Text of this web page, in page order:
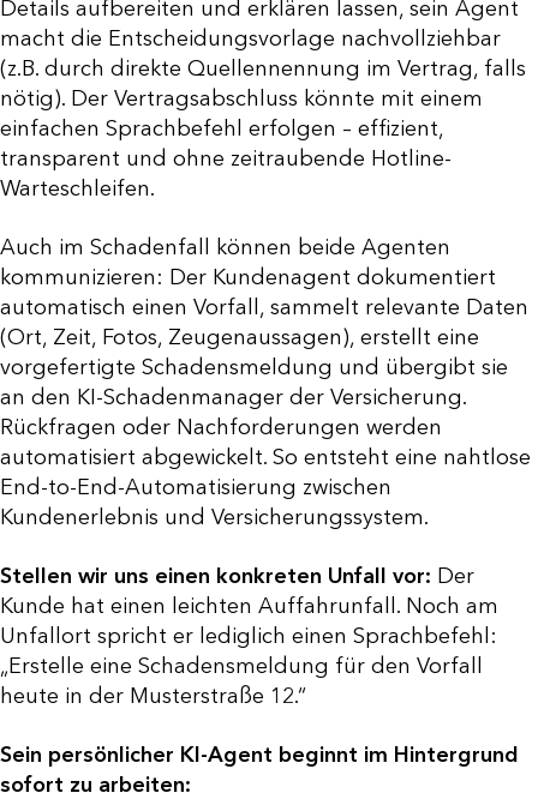
Details aufbereiten und erklären lassen, sein Agent
macht die Entscheidungsvorlage nachvollziehbar
(z.B. durch direkte Quellennennung im Vertrag, falls
nötig). Der Vertragsabschluss könnte mit einem
einfachen Sprachbefehl erfolgen – effizient,
transparent und ohne zeitraubende Hotline-
Warteschleifen.
Auch im Schadenfall können beide Agenten
kommunizieren: Der Kundenagent dokumentiert
automatisch einen Vorfall, sammelt relevante Daten
(Ort, Zeit, Fotos, Zeugenaussagen), erstellt eine
vorgefertigte Schadensmeldung und übergibt sie
an den KI-Schadenmanager der Versicherung.
Rückfragen oder Nachforderungen werden
automatisiert abgewickelt. So entsteht eine nahtlose
End-to-End-Automatisierung zwischen
Kundenerlebnis und Versicherungssystem.
Stellen wir uns einen konkreten Unfall vor: Der
Kunde hat einen leichten Auffahrunfall. Noch am
Unfallort spricht er lediglich einen Sprachbefehl:
„Erstelle eine Schadensmeldung für den Vorfall
heute in der Musterstraße 12.“
Sein persönlicher KI-Agent beginnt im Hintergrund
sofort zu arbeiten: